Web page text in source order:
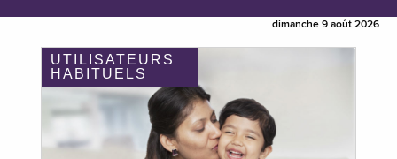
dimanche 9 août 2026
UTILISATEURS
HABITUELS